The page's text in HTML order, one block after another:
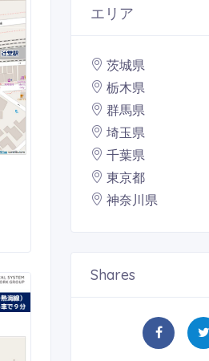
エリア
茨城県
栃木県
群馬県
埼玉県
千葉県
東京都
神奈川県
Shares